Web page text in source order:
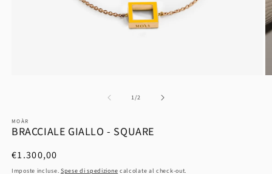
1/su
2
MOÀR
BRACCIALE GIALLO - SQUARE
Prezzo
di
€1.300,00
Imposte incluse. Spese di spedizione calcolate al check-out.